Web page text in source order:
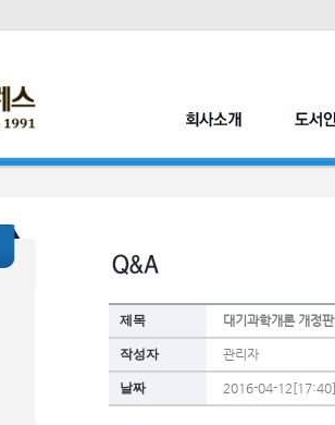
제목 대기과학개론 개정판
작성자 관리자
날짜 2016-04-12[17:40]